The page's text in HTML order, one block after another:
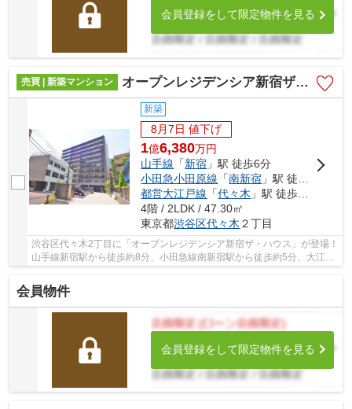
会員登録をして限定物件を見る
売買 | 新築マンション オープンレジデンシア新宿ザ・ハウス
新築
8月7日 値下げ
1億6,380万円
山手線 「新宿 」駅 徒歩6分
小田急小田原線 「南新宿 」駅 徒歩5分
都営大江戸線 「代々木 」駅 徒歩7分
4階 / 2LDK / 47.30㎡
東京都渋谷区代々木 ２丁目
渋谷区代々木2丁目に「オープンレジデンシア新宿ザ・ハウス」が登場！
山手線新宿駅から徒歩約8分、小田急線南新宿駅から徒歩約5分、大江戸
会員物件
会員登録をして限定物件を見る